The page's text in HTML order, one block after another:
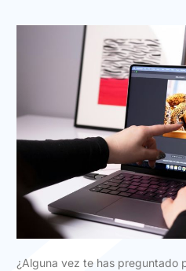
¿Alguna vez te has preguntado